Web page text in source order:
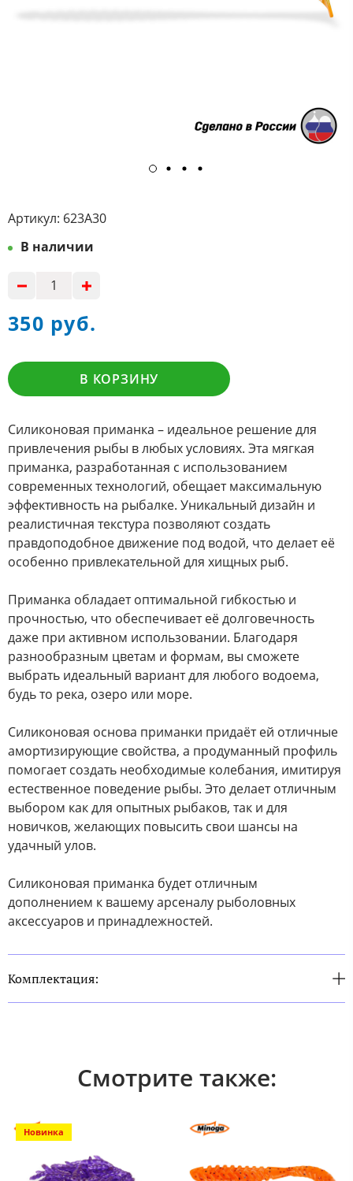
Артикул: 623А30
В наличии
350 руб.
В КОРЗИНУ
Силиконовая приманка – идеальное решение для
привлечения рыбы в любых условиях. Эта мягкая
приманка, разработанная с использованием
современных технологий, обещает максимальную
эффективность на рыбалке. Уникальный дизайн и
реалистичная текстура позволяют создать
правдоподобное движение под водой, что делает её
особенно привлекательной для хищных рыб.
Приманка обладает оптимальной гибкостью и
прочностью, что обеспечивает её долговечность
даже при активном использовании. Благодаря
разнообразным цветам и формам, вы сможете
выбрать идеальный вариант для любого водоема,
будь то река, озеро или море.
Силиконовая основа приманки придаёт ей отличные
амортизирующие свойства, а продуманный профиль
помогает создать необходимые колебания, имитируя
естественное поведение рыбы. Это делает отличным
выбором как для опытных рыбаков, так и для
новичков, желающих повысить свои шансы на
удачный улов.
Силиконовая приманка будет отличным
дополнением к вашему арсеналу рыболовных
аксессуаров и принадлежностей.
Комплектация:
Смотрите также:
Новинка